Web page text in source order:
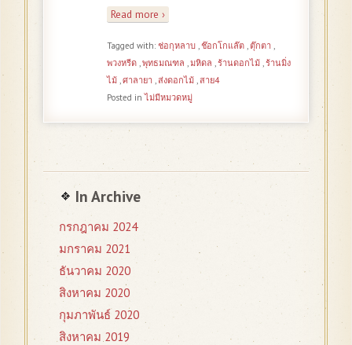
Read more ›
Tagged with: ช่อกุหลาบ ,ช๊อกโกแล๊ต ,ตุ๊กตา ,
พวงหรีด ,พุทธมณฑล ,มหิดล ,ร้านดอกไม้ ,ร้านมิ่ง
ไม้ ,ศาลายา ,ส่งดอกไม้ ,สาย4
Posted inไม่มีหมวดหมู่
In Archive
กรกฎาคม 2024
มกราคม 2021
ธันวาคม 2020
สิงหาคม 2020
กุมภาพันธ์ 2020
สิงหาคม 2019